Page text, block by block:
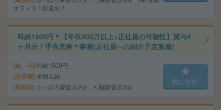
オフィス！駅直結！
時給1500円＊【年収400万以上×正社員の可能性】賞与4
ヶ月分！手当充実＊事務[正社員への紹介予定派遣]
給 与 時給1500円
交通費 全額支給
勤務地 さっぽろ駅徒歩2分、札幌駅徒歩3分
気になる!